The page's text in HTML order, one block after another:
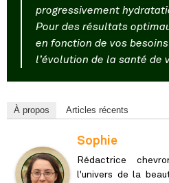
progressivement
Pour des résultats
en fonction de vos
l’évolution de la santé de
À propos Articles récents
Sophie
Rédactrice
l'univers de la